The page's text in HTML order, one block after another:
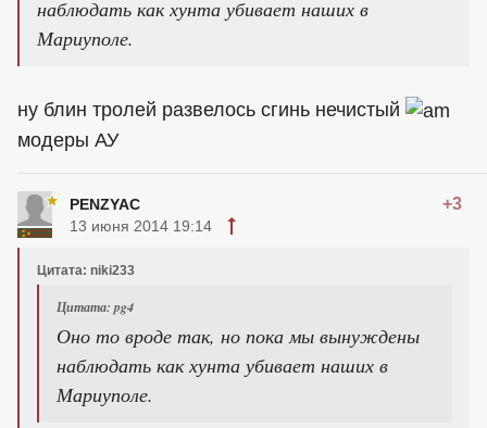
наблюдать как хунта убивает наших в
Мариуполе.
ну блин тролей развелось сгинь нечистый
модеры АУ
PENZYAC +3
13 июня 2014 19:14
Цитата: niki233
Цитата: pg4
Оно то вроде так, но пока мы вынуждены
наблюдать как хунта убивает наших в
Мариуполе.